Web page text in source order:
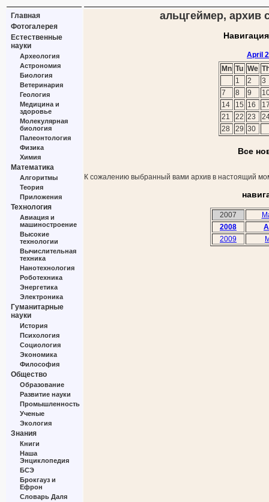
Главная
Фотогалерея
Естественные
науки
Археология
Астрономия
Биология
Ветеринария
Геология
Медицина и
здоровье
Молекулярная
биология
Палеонтология
Физика
Химия
Математика
Алгоритмы
Теория
Приложения
Технология
Авиация и
машиностроение
Высокие
технологии
Вычислительная
техника
Нанотехнология
Роботехника
Энергетика
Электроника
Гуманитарные
науки
История
Психология
Социология
Экономика
Философия
Общество
Образование
Развитие науки
Промышленность
Ученые
Экология
Знания
Книги
Наша
Энциклопедия
БСЭ
Брокгауз и
Ефрон
Словарь Даля
альцгеймер, архив
April
Mn Tu We
1
2
3
7
8 9
14
15 16
21
22 23
28
29 30
Все
К сожалению выбранный вами архив в настоящий
2007
2008
2009